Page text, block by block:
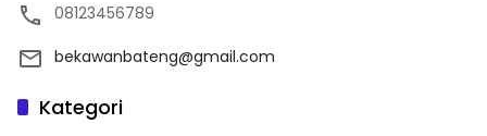
08123456789
bekawanbateng@gmail.com
Kategori